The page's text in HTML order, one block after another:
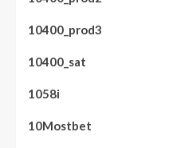
10400_prod3
10400_sat
1058i
10Mostbet